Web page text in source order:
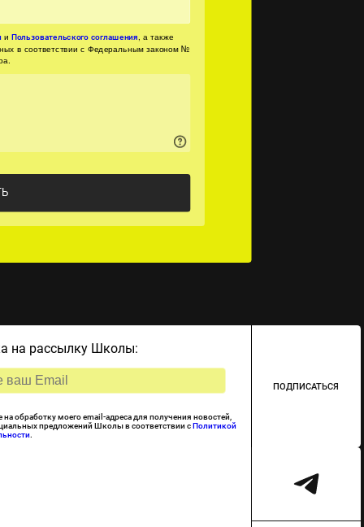
иПользовательского соглашения , а также
в соответствии с Федеральным законом №
на рассылку Школы:
на обработку моего email-адреса для получения новостей,
предложений Школы в соответствии сПолитикой
.
ПОДПИСАТЬСЯ